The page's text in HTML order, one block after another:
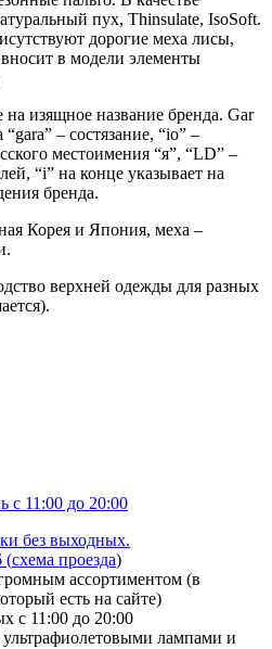
пух, Thinsulate, IsoSoft.
дорогие меха лисы,
в модели элементы
изящное название бренда. Gar
“gara” – состязание, “io” –
местоимения “я”, “LD” –
“i” на конце указывает на
бренда.
Корея и Япония, меха –
верхней одежды для разных
с 11:00 до 20:00
без выходных.
(схема проезда)
ассортиментом (в
есть на сайте)
с 11:00 до 20:00
лампами и